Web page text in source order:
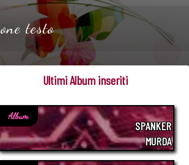
testo
Ultimi Album inseriti
Album
SPANKER
MURDA